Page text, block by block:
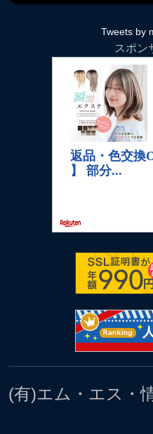
Tweets by
スポン
(有)エム・エス・